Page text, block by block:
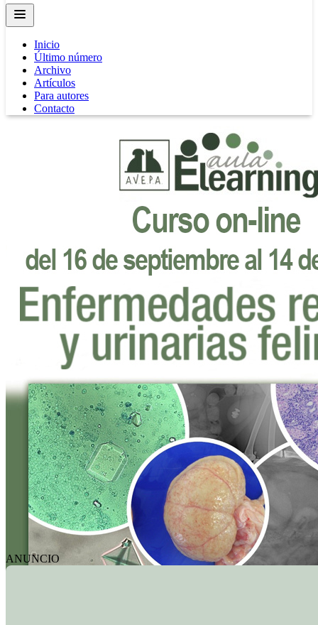
Open main menu
Inicio
Último número
Archivo
Artículos
Para autores
Contacto
ANUNCIO